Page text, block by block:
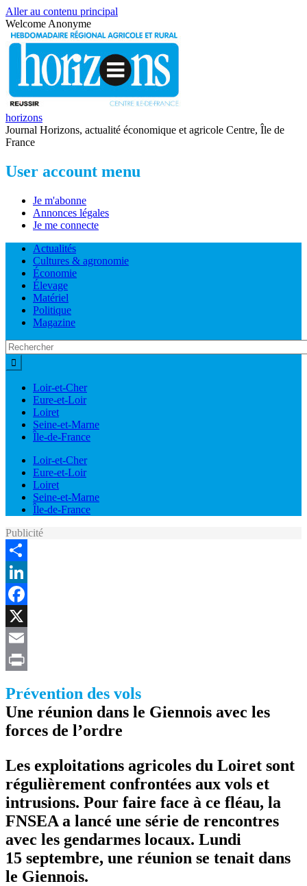
Aller au contenu principal
Welcome Anonyme
horizons
Journal Horizons, actualité économique et agricole Centre, Île de
France
User account menu
Je m'abonne
Annonces légales
Je me connecte
Actualités
Cultures & agronomie
Économie
Élevage
Matériel
Politique
Magazine
Loir-et-Cher
Eure-et-Loir
Loiret
Seine-et-Marne
Île-de-France
Loir-et-Cher
Eure-et-Loir
Loiret
Seine-et-Marne
Île-de-France
Publicité
Share
LinkedIn
Facebook
X
Email
Prévention des vols
Une réunion dans le Giennois avec les
forces de l’ordre
Les exploitations agricoles du Loiret sont
régulièrement confrontées aux vols et
intrusions. Pour faire face à ce fléau, la
FNSEA a lancé une série de rencontres
avec les gendarmes locaux. Lundi
15 septembre, une réunion se tenait dans
le Giennois.